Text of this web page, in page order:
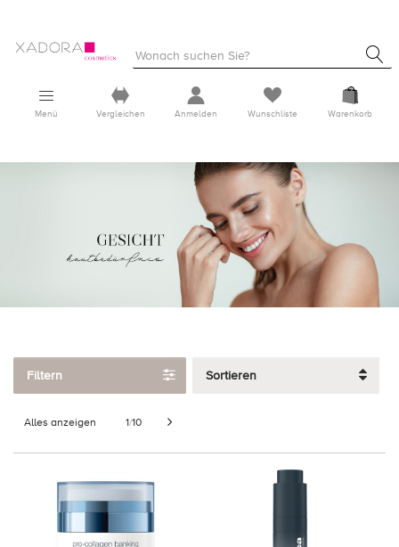
Menü Vergleichen Anmelden Wunschliste Warenkorb
Filtern Sortieren
Alles anzeigen 1/10